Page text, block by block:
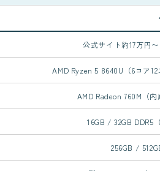
公式サイト約17万円
AMD Ryzen 5 8640U（6コア
AMD Radeon 760M（
16GB / 32GB DDR5
256GB /